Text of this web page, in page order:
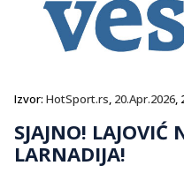
Izvor: HotSport.rs, 20.Apr.2026,
SJAJNO! LAJOVIĆ
LARNADIJA!